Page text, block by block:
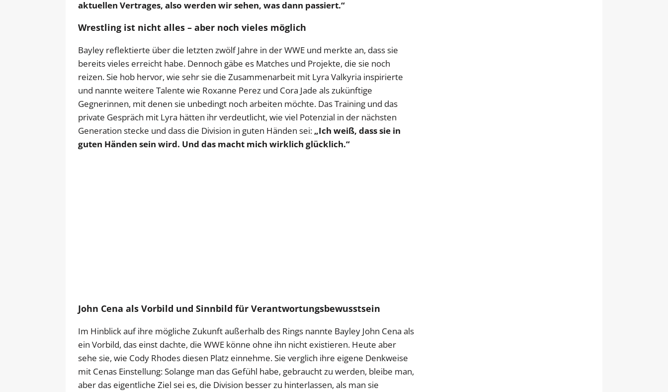
aktuellen Vertrages, also werden wir sehen, was dann passiert.“
Wrestling ist nicht alles – aber noch vieles möglich
Bayley reflektierte über die letzten zwölf Jahre in der WWE und merkte an, dass sie
bereits vieles erreicht habe. Dennoch gäbe es Matches und Projekte, die sie noch
reizen. Sie hob hervor, wie sehr sie die Zusammenarbeit mit Lyra Valkyria inspirierte
und nannte weitere Talente wie Roxanne Perez und Cora Jade als zukünftige
Gegnerinnen, mit denen sie unbedingt noch arbeiten möchte. Das Training und das
private Gespräch mit Lyra hätten ihr verdeutlicht, wie viel Potenzial in der nächsten
Generation stecke und dass die Division in guten Händen sei: „Ich weiß, dass sie in
guten Händen sein wird. Und das macht mich wirklich glücklich.“
John Cena als Vorbild und Sinnbild für Verantwortungsbewusstsein
Im Hinblick auf ihre mögliche Zukunft außerhalb des Rings nannte Bayley John Cena als
ein Vorbild, das einst dachte, die WWE könne ohne ihn nicht existieren. Heute aber
sehe sie, wie Cody Rhodes diesen Platz einnehme. Sie verglich ihre eigene Denkweise
mit Cenas Einstellung: Solange man das Gefühl habe, gebraucht zu werden, bleibe man,
aber das eigentliche Ziel sei es, die Division besser zu hinterlassen, als man sie